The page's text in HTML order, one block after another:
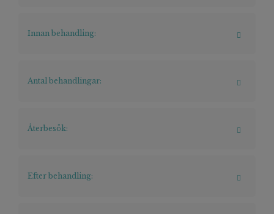
Innan behandling:
Antal behandlingar:
Återbesök:
Efter behandling: